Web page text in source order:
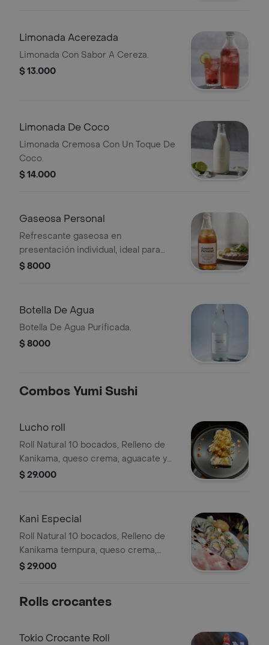
Limonada Acerezada
Limonada Con Sabor A Cereza.
$ 13.000
Limonada De Coco
Limonada Cremosa Con Un Toque De
Coco.
$ 14.000
Gaseosa Personal
Refrescante gaseosa en
presentación individual, ideal para
acompañar tus comidas.
$ 8000
Botella De Agua
Botella De Agua Purificada.
$ 8000
Combos Yumi Sushi
Lucho roll
Roll Natural 10 bocados, Relleno de
Kanikama, queso crema, aguacate y
toping de camarones tempura en
$ 29.000
Kani Especial
Roll Natural 10 bocados, Relleno de
Kanikama tempura, queso crema,
aguacate y toping de Pasta dinamita
mini
$ 29.000
Rolls crocantes
Tokio Crocante Roll